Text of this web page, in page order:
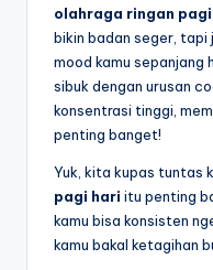
olahraga ringan
bikin badan seger, tapi
mood kamu sepanjang
sibuk dengan urusan
konsentrasi tinggi,
penting banget!
Yuk, kita kupas tuntas
pagi hari itu penting
kamu bisa konsisten
kamu bakal ketagihan